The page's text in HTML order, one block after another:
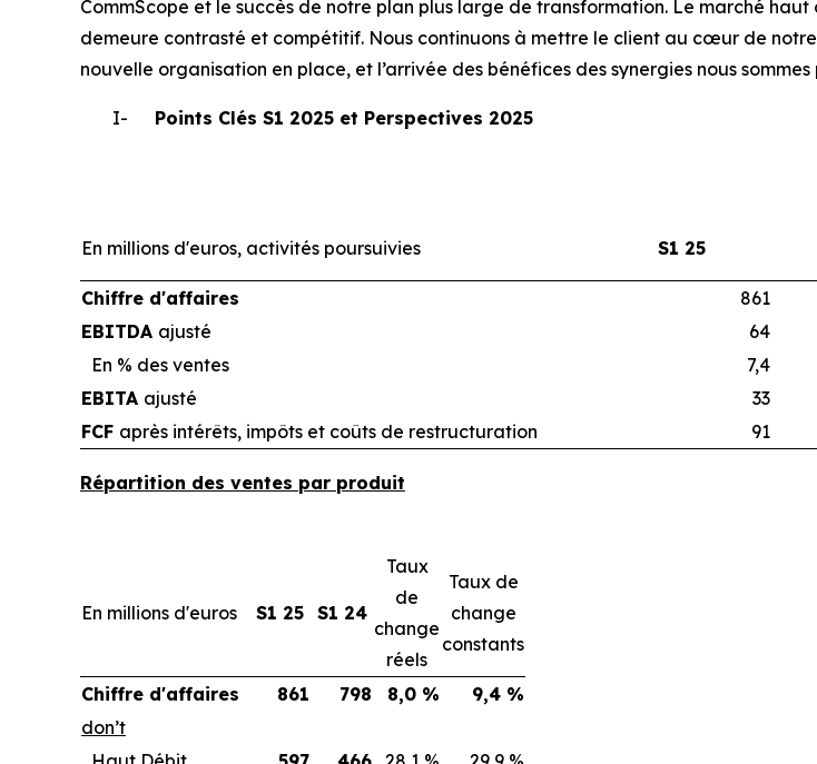
CommScope et le succès de notre plan plus large de transformation. Le marché
demeure contrasté et compétitif. Nous continuons à mettre le client au cœur de
nouvelle organisation en place, et l’arrivée des bénéfices des synergies nous
I- Points Clés S1 2025 et Perspectives 2025
En millions d'euros, activités poursuivies S1 25
Chiffre d'affaires
861
EBITDA ajusté 64
En % des ventes
7,4
EBITA ajusté 33
FCF après intérêts, impôts et coûts de restructuration 91
Répartition des ventes par produit
En millions d'euros S1 25 S1 24
Taux
de
change
réels
Taux de
change
constants
Chiffre d'affaires 861 798 8,0 %
9,4 %
don’t